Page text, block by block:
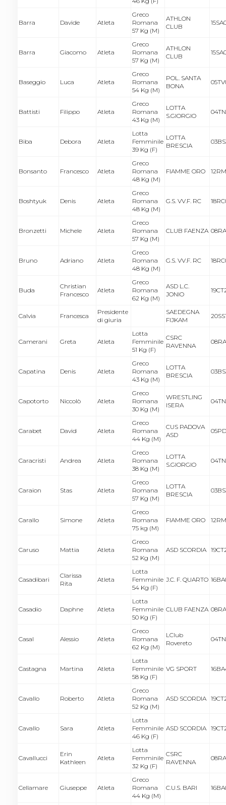
Barra Davide Atleta
Greco
Romana
57 Kg (M)
ATHLON
CLUB
Barra Giacomo Atleta
Greco
Romana
57 Kg (M)
ATHLON
CLUB
Baseggio Luca Atleta
Greco
Romana
54 Kg (M)
POL. SANTA
BONA
Battisti Filippo Atleta
Greco
Romana
43 Kg (M)
LOTTA
S.GIORGIO
Biba Debora Atleta
Lotta
Femminile
39 Kg (F)
LOTTA
BRESCIA
Bonsanto Francesco Atleta
Greco
Romana
48 Kg (M)
FIAMME ORO
Boshtyuk Denis Atleta
Greco
Romana
48 Kg (M)
G.S. VV.F. RC
Bronzetti Michele Atleta
Greco
Romana
57 Kg (M)
CLUB FAENZA
Bruno Adriano Atleta
Greco
Romana
48 Kg (M)
G.S. VV.F. RC
Buda
Christian
Francesco
Atleta
Greco
Romana
62 Kg (M)
ASD L.C.
JONIO
Calvia Francesca
Presidente
di giuria
SAEDEGNA
FIJKAM
Camerani Greta Atleta
Lotta
Femminile
51 Kg (F)
CSRC
RAVENNA
Capatina Denis Atleta
Greco
Romana
43 Kg (M)
LOTTA
BRESCIA
Capotorto Niccolò Atleta
Greco
Romana
30 Kg (M)
WRESTLING
ISERA
Carabet David Atleta
Greco
Romana
44 Kg (M)
CUS PADOVA
ASD
Caracristi Andrea Atleta
Greco
Romana
38 Kg (M)
LOTTA
S.GIORGIO
Caraion Stas Atleta
Greco
Romana
57 Kg (M)
LOTTA
BRESCIA
Carallo Simone Atleta
Greco
Romana
75 kg (M)
FIAMME ORO
Caruso Mattia Atleta
Greco
Romana
52 Kg (M)
ASD SCORDIA
Casadibari
Clarissa
Rita
Atleta
Lotta
Femminile
54 Kg (F)
J.C. F. QUARTO
Casadio Daphne Atleta
Lotta
Femminile
50 Kg (F)
CLUB FAENZA
Casal Alessio Atleta
Greco
Romana
62 Kg (M)
LClub
Rovereto
Castagna Martina Atleta
Lotta
Femminile
58 Kg (F)
VG SPORT
Cavallo Roberto Atleta
Greco
Romana
52 Kg (M)
ASD SCORDIA
Cavallo Sara Atleta
Lotta
Femminile
46 Kg (F)
ASD SCORDIA
Cavallucci
Erin
Kathleen
Atleta
Lotta
Femminile
32 Kg (F)
CSRC
RAVENNA
Cellamare Giuseppe Atleta
Greco
Romana
44 Kg (M)
C.U.S. BARI